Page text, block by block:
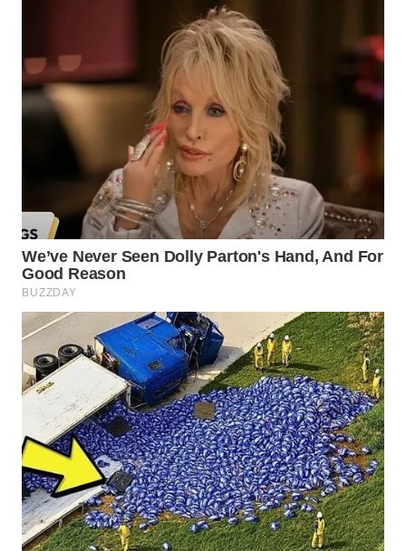
WN
SAMOSIR
WN
PADANG
LAWAS
SUMEDANG
WN
CIANJUR
WN
KEPULAUAN
SERIBU
WN
TANGERANG
WN
BINJAI